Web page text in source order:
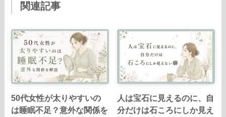
関連記事
50代女性が太りやすいの
は睡眠不足？意外な関係を
人は宝石に見えるのに、自
分だけは石ころにしか見え